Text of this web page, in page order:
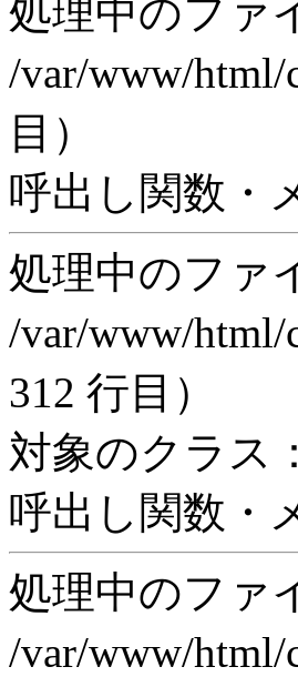
処理中のファ
/var/www/html/
目）
呼出し関数・
処理中のファ
/var/www/html/
312 行目）
対象のクラス
呼出し関数・
処理中のファ
/var/www/html/